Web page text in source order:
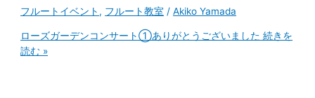
フルートイベント , フルート教室 /Akiko Yamada
ローズガーデンコンサート①ありがとうございました 続きを
読む »